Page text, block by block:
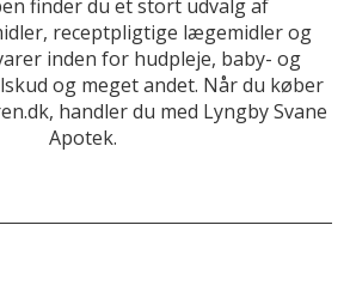
finder du et stort udvalg af
receptpligtige lægemidler og
inden for hudpleje, baby- og
og meget andet. Når du køber
handler du med Lyngby Svane
Apotek.